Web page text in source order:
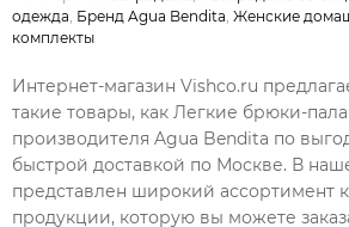
одежда Бренд Agua Bendita Женские
комплекты
Интернет-магазин Vishco.ru
такие товары, как Легкие брюки-
производителя Agua Bendita по
быстрой доставкой по Москве. В
представлен широкий ассортимент
продукции, которую вы можете